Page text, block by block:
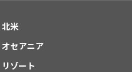
北米
オセアニア
リゾート